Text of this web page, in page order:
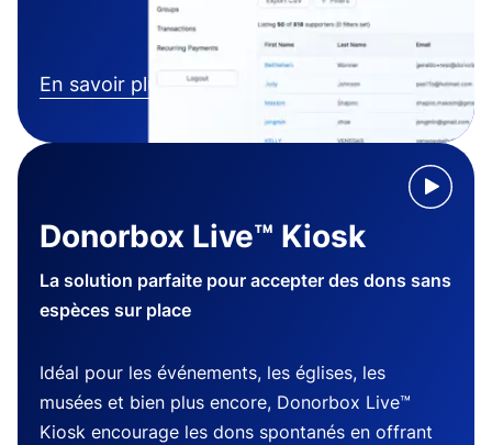
En savoir plus
Donorbox Live™ Kiosk
La solution parfaite pour accepter des dons sans
espèces sur place
Idéal pour les événements, les églises, les
musées et bien plus encore, Donorbox Live™
Kiosk encourage les dons spontanés en offrant